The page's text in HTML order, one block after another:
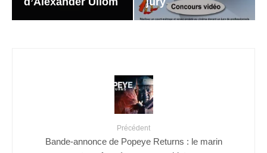
Précédent
Bande-annonce de Popeye Returns : le marin